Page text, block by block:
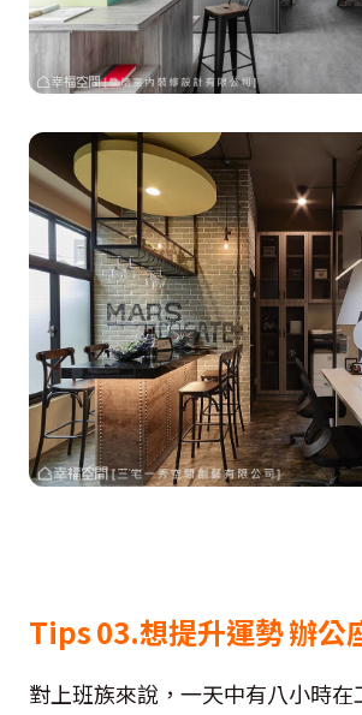
Tips 03.想提升運勢辦公
對上班族來說，一天中有八小時